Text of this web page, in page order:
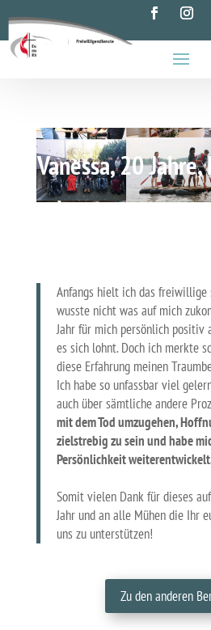
Vanessa, 20
Anfangs hielt ich das freiwillige
wusste nicht was auf mich
Jahr für mich persönlich positiv
es sich lohnt. Doch ich merkte
diese Erfahrung meinen
Ich habe so unfassbar viel
auch über sämtliche andere
mit dem Tod umzugehen,
zielstrebig zu sein und habe
Persönlichkeit
Somit vielen Dank für dieses
Jahr und an alle Mühen die Ihr
uns zu unterstützen!
Zu den anderen